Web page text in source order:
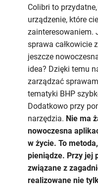
Colibri to
urządzenie, które
zainteresowaniem.
sprawa całkowicie
jeszcze
idea? Dzięki temu
zarządzać
tematyki BHP
Dodatkowo przy
narzędzia. Nie ma
nowoczesna
w życie. To
pieniądze. Przy jej
związane z
realizowane nie